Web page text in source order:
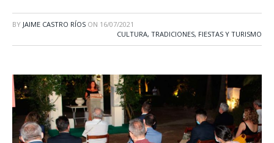
BY JAIME CASTRO RÍOS ON 16/07/2021
CULTURA, TRADICIONES, FIESTAS Y TURISMO